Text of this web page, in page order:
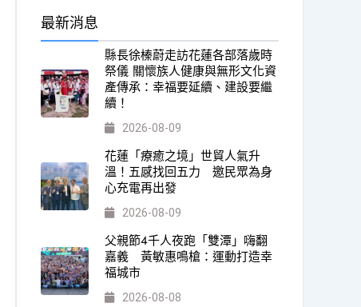
最新消息
縣長徐榛蔚走訪花蓮各部落歲時
祭儀 關懷族人健康與無形文化資
產傳承：幸福要延續、建設要繼
續！
2026-08-09
花蓮「療癒之境」世貿人氣升
溫！五感找回五力 邀民眾為身
心充電再出發
2026-08-09
父親節4千人夜跑「雙潭」嗨翻
嘉義 黃敏惠鳴槍：運動打造幸
福城市
2026-08-08